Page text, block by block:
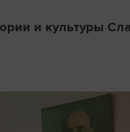
и культуры